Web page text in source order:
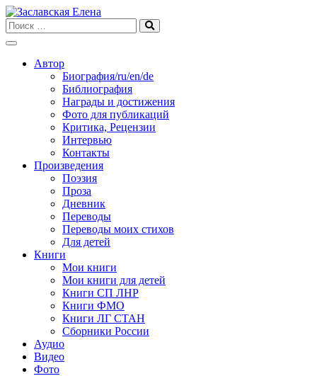
Skip
to
content
Автор
Биография/ru/en/de
Библиография
Награды и достижения
Фото для публикаций
Критика, Рецензии
Интервью
Контакты
Произведения
Поэзия
Проза
Дневник
Переводы
Переводы моих стихов
Для детей
Книги
Мои книги
Мои книги для детей
Книги СП ЛНР
Книги ФМО
Книги ЛГ СТАН
Сборники России
Аудио
Видео
Фото